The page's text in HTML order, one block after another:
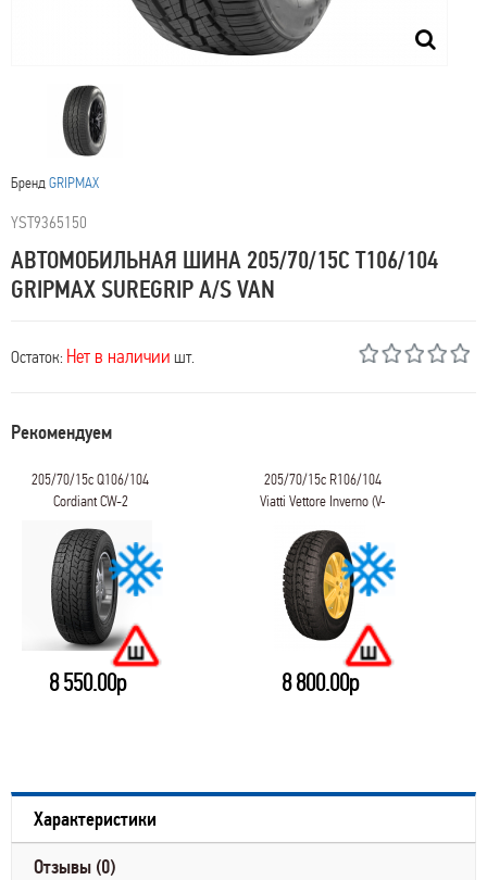
БрендGRIPMAX
YST9365150
АВТОМОБИЛЬНАЯ ШИНА 205/70/15C T106/104
GRIPMAX SUREGRIP A/S VAN
Остаток: Нет в наличии шт.
Рекомендуем
205/70/15c Q106/104
Cordiant CW-2
8 550.00р
205/70/15c R106/104
Viatti Vettore Inverno (V-
8 800.00р
Характеристики
Отзывы (0)